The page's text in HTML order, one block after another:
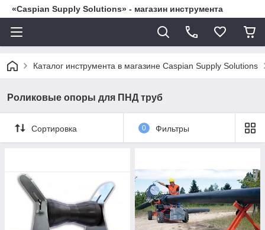
«Caspian Supply Solutions» - магазин инструмента
Каталог инструмента в магазине Caspian Supply Solutions
Роликовые опоры для ПНД труб
Сортировка 0 Фильтры